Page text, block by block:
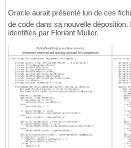
Oracle aurait présenté lun de ces
de code dans sa nouvelle
identifiés par Floriant Muller.